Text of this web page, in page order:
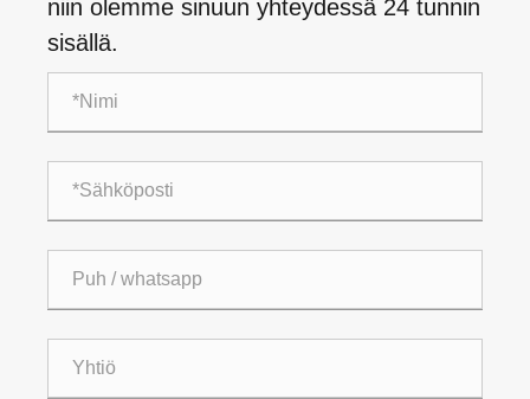
niin olemme sinuun yhteydessä 24 tunnin
sisällä.